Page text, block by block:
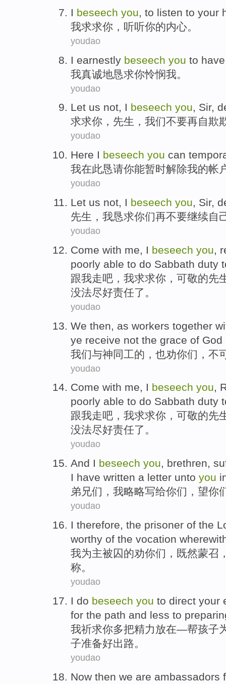
I beseech you, to listen to your
我求求你 ， 听听你的内心。
youdao
I earnestly beseech you to
我真诚地恳求你怜悯我。
youdao
Let us not, I beseech you, Sir,
求求你 ， 先生 ， 我们不要再自欺
youdao
Here I beseech you can
我在此恳请你能暂时解除我的帐
youdao
Let us not, I beseech you, Sir,
先生 ， 我恳求你们再不要继续自
youdao
Come with me, I beseech you,
poorly able to do Sabbath duty
跟我走吧 ， 我求求你 ， 可敬的先
没法尽好责任了。
youdao
We then, as workers together
ye receive not the grace of God
我们与神同工的 ， 也劝你们 ，不
youdao
Come with me, I beseech you,
poorly able to do Sabbath duty
跟我走吧 ， 我求求你 ， 可敬的先
没法尽好责任了。
youdao
And I beseech you, brethren,
I have written a letter unto you
弟兄们 ， 我略略写给你们 ，望你
youdao
I therefore, the prisoner of the
worthy of the vocation
我为主被囚 的劝你们 ，既然蒙召
称。
youdao
I do beseech you to direct your
for the path and less to
我祈求你多把精力放在—帮孩子
子准备好出路。
youdao
Now then we are ambassadors